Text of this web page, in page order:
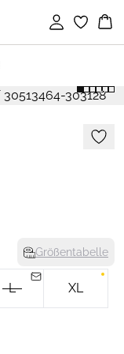
Einloggen
Größentabelle
L XL